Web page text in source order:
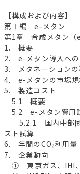
【構成および内容】
第Ⅰ編 e-メタン
第1章 合成メタン（
1. 概要
2. e-メタン導入への
3. メタネーションの
4. e-メタンの市場規
5. 製造コスト
5.1 概要
5.2 e-メタン費用
5.2.1 国内中部圏
スト試算
6. 年間のCO₂利用量
7. 企業動向
① 東京ガス、IHI